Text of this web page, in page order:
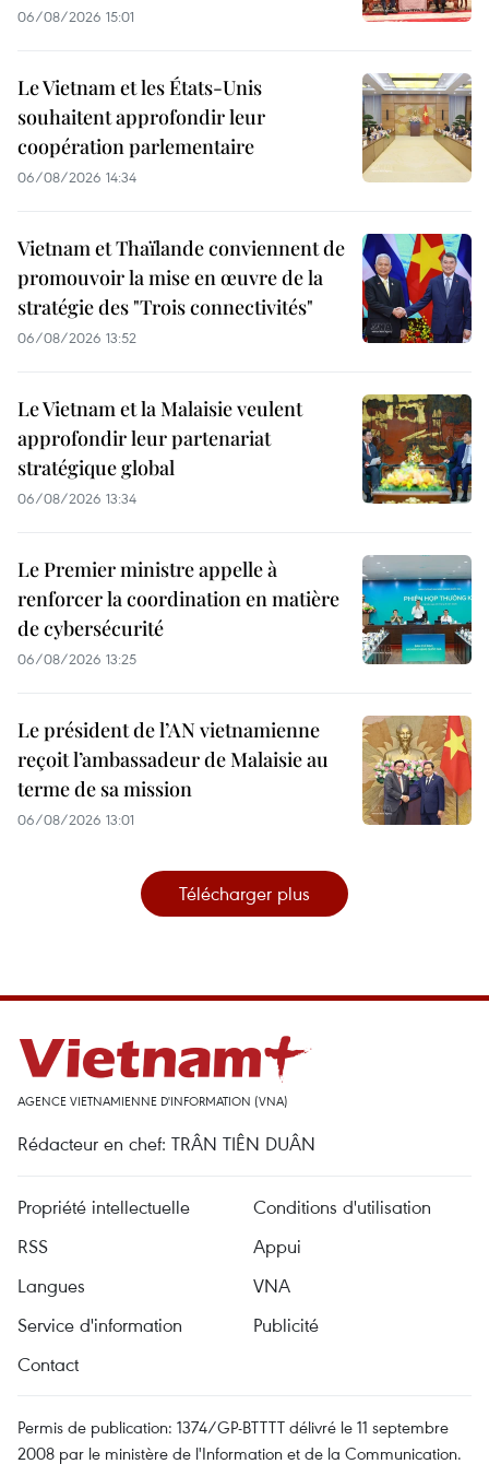
06/08/2026 15:01
Le Vietnam et les États-Unis
souhaitent approfondir leur
coopération parlementaire
06/08/2026 14:34
Vietnam et Thaïlande conviennent de
promouvoir la mise en œuvre de la
stratégie des "Trois connectivités"
06/08/2026 13:52
Le Vietnam et la Malaisie veulent
approfondir leur partenariat
stratégique global
06/08/2026 13:34
Le Premier ministre appelle à
renforcer la coordination en matière
de cybersécurité
06/08/2026 13:25
Le président de l’AN vietnamienne
reçoit l’ambassadeur de Malaisie au
terme de sa mission
06/08/2026 13:01
Télécharger plus
AGENCE VIETNAMIENNE D'INFORMATION (VNA)
Rédacteur en chef: TRÂN TIÊN DUÂN
Propriété intellectuelle
Conditions d'utilisation
RSS
Appui
Langues
VNA
Service d'information
Publicité
Contact
Permis de publication: 1374/GP-BTTTT délivré le 11 septembre
2008 par le ministère de l'Information et de la Communication.